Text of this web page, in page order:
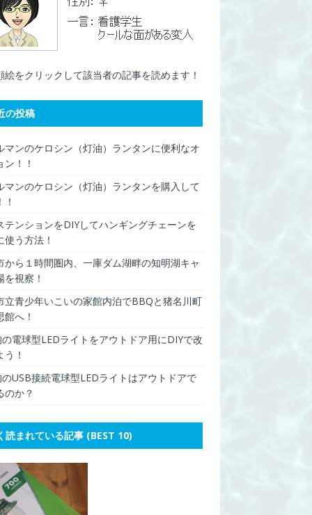
をクリックして該当者の記事を読めます！
の投稿
マンのケロシン（灯油）ランタンに便利なオ
ン！！
マンのケロシン（灯油）ランタンを購入して
テンションをDIYしてハンギングチェーンを
使う方法！
から１時間圏内、一庫ダム湖畔の知明湖キャ
を視察！
立青少年いこいの家館内泊でBBQと猪名川町
館へ！
電球型LEDライトをアウトドア用にDIYで改
！
USB接続電球型LEDライトはアウトドアで
のか？
読まれている記事 (BEST 10)